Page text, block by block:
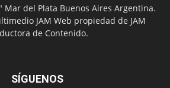
Mar del Plata Buenos Aires Argentina.
JAM Web propiedad de JAM
de Contenido.
SÍGUENOS